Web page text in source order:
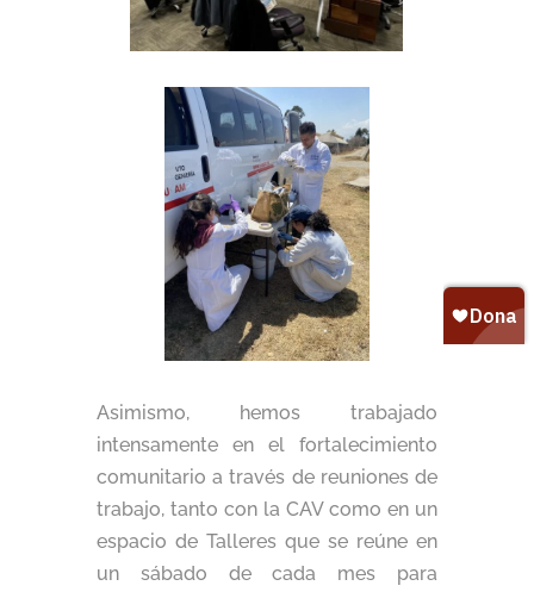
Asimismo, hemos trabajado
intensamente en el fortalecimiento
comunitario a través de reuniones de
trabajo, tanto con la CAV como en un
espacio de Talleres que se reúne en
un sábado de cada mes para